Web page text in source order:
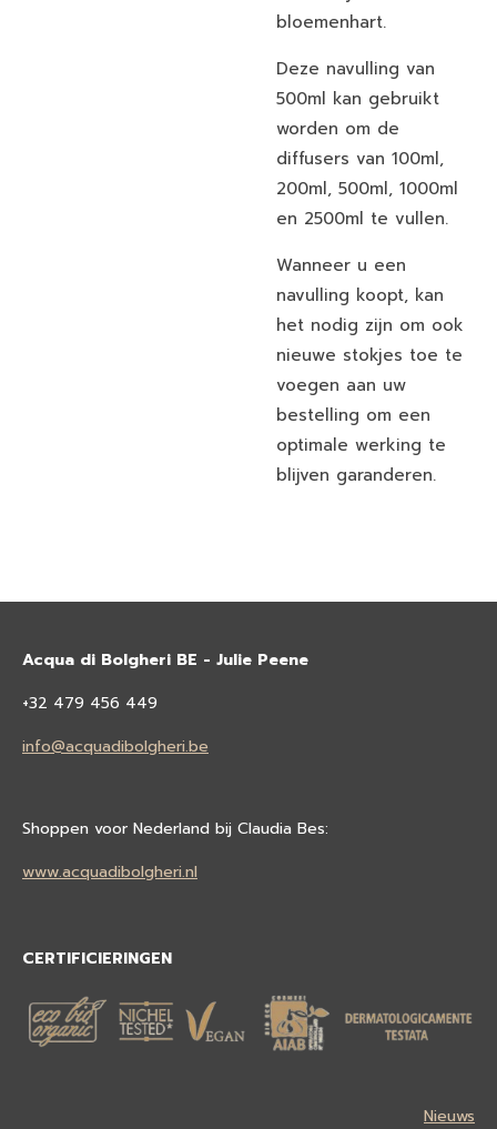
bloemenhart.
Deze navulling van
500ml kan gebruikt
worden om de
diffusers van 100ml,
200ml, 500ml, 1000ml
en 2500ml te vullen.
Wanneer u een
navulling koopt, kan
het nodig zijn om ook
nieuwe stokjes toe te
voegen aan uw
bestelling om een
optimale werking te
blijven garanderen.
Acqua di Bolgheri BE - Julie Peene
+32 479 456 449
info@acquadibolgheri.be
Shoppen voor Nederland bij Claudia Bes:
www.acquadibolgheri.nl
CERTIFICIERINGEN
Nieuws